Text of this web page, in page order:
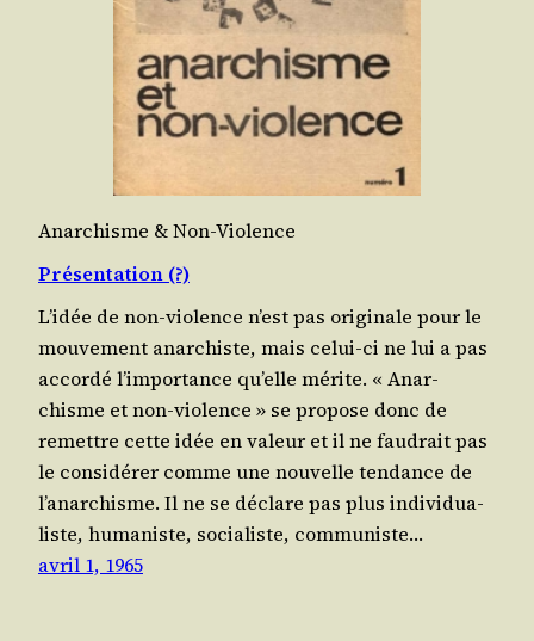
Anarchisme & Non-Violence
Présentation (?)
L’i­dée de non-vio­lence n’est pas ori­gi­nale pour le
mou­ve­ment anar­chiste, mais celui-ci ne lui a pas
accor­dé l’im­por­tance qu’elle mérite. « Anar­
chisme et non-vio­lence » se pro­pose donc de
remettre cette idée en valeur et il ne fau­drait pas
le consi­dé­rer comme une nou­velle ten­dance de
l’a­nar­chisme. Il ne se déclare pas plus indi­vi­dua­
liste, huma­niste, socia­liste, com­mu­niste…
avril 1, 1965